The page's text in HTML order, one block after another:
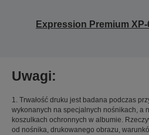
Expression Premium XP-
Uwagi:
1. Trwałość druku jest badana podczas
wykonanych na specjalnych nośnikach, a
koszulkach ochronnych w albumie.
od nośnika, drukowanego obrazu,